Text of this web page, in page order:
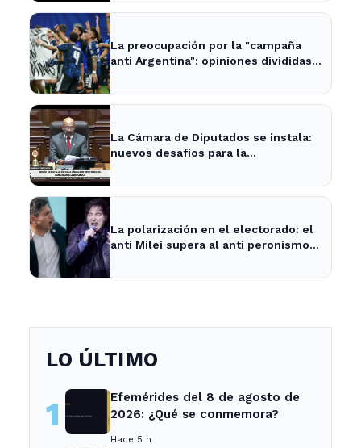
La preocupación por la "campaña
anti Argentina": opiniones divididas
La Cámara de Diputados se instala:
nuevos desafíos para la
La polarización en el electorado: el
anti Milei supera al anti peronismo
LO ÚLTIMO
1
Efemérides del 8 de agosto de
2026: ¿Qué se conmemora?
Hace 5 h